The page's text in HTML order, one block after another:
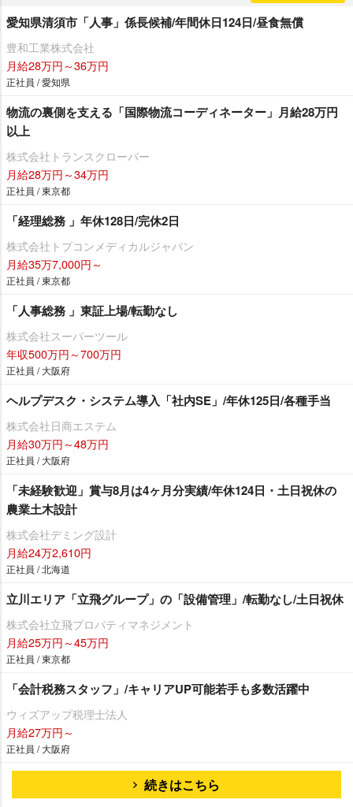
愛知県清須市「人事」係長候補/年間休日124日/昼食無償
豊和工業株式会社
月給28万円～36万円
正社員 / 愛知県
物流の裏側を支える「国際物流コーディネーター」月給28万円
以上
株式会社トランスクローバー
月給28万円～34万円
正社員 / 東京都
「経理総務 」年休128日/完休2日
株式会社トプコンメディカルジャパン
月給35万7,000円～
正社員 / 東京都
「人事総務 」東証上場/転勤なし
株式会社スーパーツール
年収500万円～700万円
正社員 / 大阪府
ヘルプデスク・システム導入「社内SE」/年休125日/各種手当
株式会社日商エステム
月給30万円～48万円
正社員 / 大阪府
「未経験歓迎」賞与8月は4ヶ月分実績/年休124日・土日祝休の
農業土木設計
株式会社デミング設計
月給24万2,610円
正社員 / 北海道
立川エリア「立飛グループ」の「設備管理」/転勤なし/土日祝休
株式会社立飛プロパティマネジメント
月給25万円～45万円
正社員 / 東京都
「会計税務スタッフ」/キャリアUP可能若手も多数活躍中
ウィズアップ税理士法人
月給27万円～
正社員 / 大阪府
続きはこちら